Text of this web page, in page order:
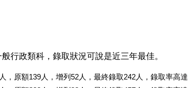
行政類科，錄取狀況可說是近三年最佳。
，原額139人，增列52人，最終錄取242人，錄取率高達